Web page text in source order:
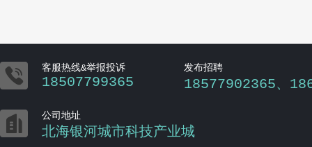
 客服热线&举报投诉
18507799365
发布招聘
18577902365、
 公司地址
北海银河城市科技产业城